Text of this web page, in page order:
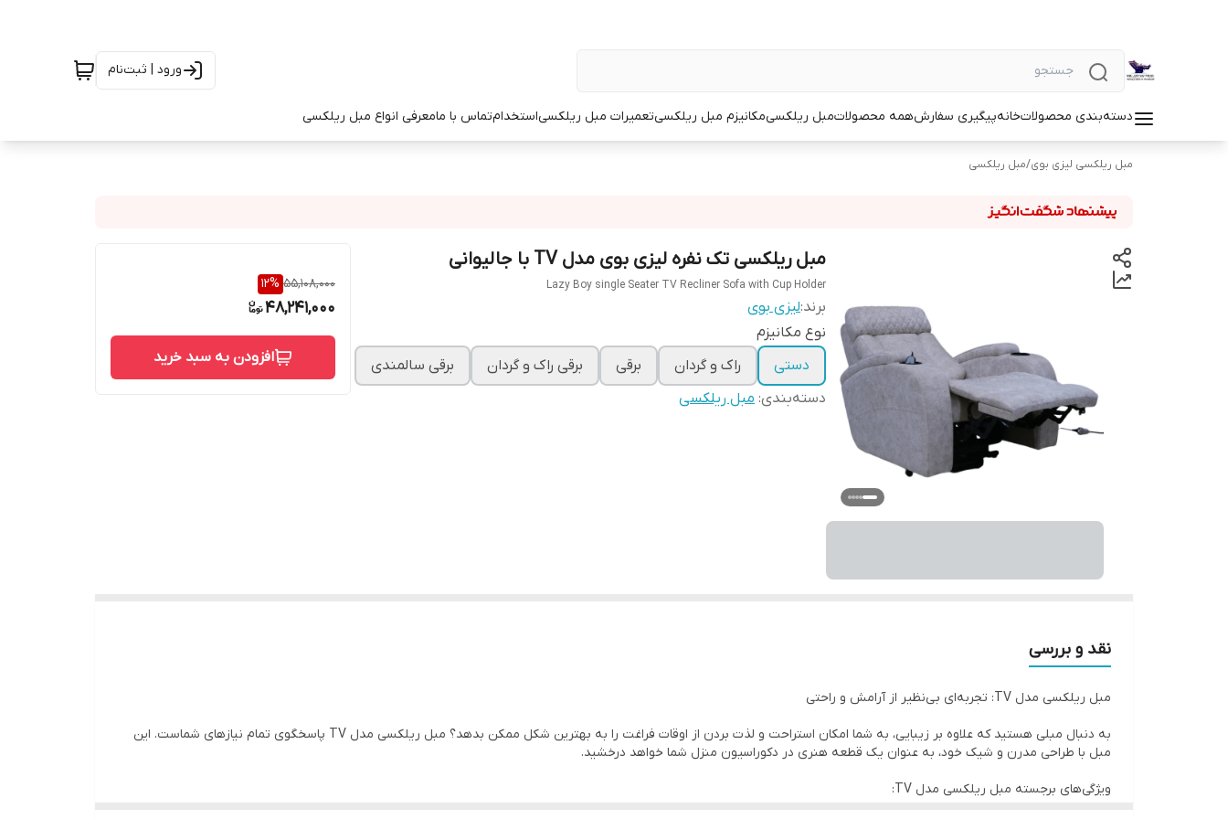
ورود | ثبت‌نام
دسته‌بندی محصولاتخانهپیگیری سفارشهمه محصولاتمبل ریلکسیمکانیزم مبل ریلکسیتعمیرات مبل ریلکسیاستخدامتماس با مامعرفی انواع مبل ریلکسی
مبل ریلکسی لیزی بوی/مبل ریلکسی
مبل ریلکسی تک نفره لیزی بوی مدل TV با جالیوانی
Lazy Boy single Seater TV Recliner Sofa with Cup Holder
برند:لیزی بوی
نوع مکانیزم
دستی
راک و گردان برقی برقی راک و گردان
برقی سالمندی
دسته‌بندی: مبل ریلکسی
55,108,000
12%
48,241,000
افزودن به سبد خرید
نقد و بررسی
مبل ریلکسی مدل TV: تجربه‌ای بی‌نظیر از آرامش و راحتی
به دنبال مبلی هستید که علاوه بر زیبایی، به شما امکان استراحت و لذت بردن از اوقات فراغت را به بهترین شکل ممکن بدهد؟ مبل ریلکسی مدل TV پاسخگوی تمام نیازهای شماست. این
مبل با طراحی مدرن و شیک خود، به عنوان یک قطعه هنری در دکوراسیون منزل شما خواهد درخشید.
ویژگی‌های برجسته مبل ریلکسی مدل TV: